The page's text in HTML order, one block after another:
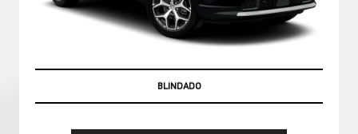
PRONTA ENTREGA